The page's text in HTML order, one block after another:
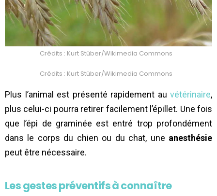
Crédits : Kurt Stüber/Wikimedia Commons
Crédits : Kurt Stüber/Wikimedia Commons
Plus l’animal est présenté rapidement au vétérinaire,
plus celui-ci pourra retirer facilement l’épillet. Une fois
que l’épi de graminée est entré trop profondément
dans le corps du chien ou du chat, une anesthésie
peut être nécessaire.
Les gestes préventifs à connaître